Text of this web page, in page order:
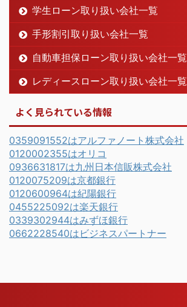
学生ローン取り扱い会社一覧
手形割引取り扱い会社一覧
自動車担保ローン取り扱い会社一覧
レディースローン取り扱い会社一覧
よく見られている情報
0359091552はアルファノート株式会社
0120002355はオリコ
0936631817は九州日本信販株式会社
0120075209は京都銀行
0120600964は紀陽銀行
0455225092は楽天銀行
0339302944はみずほ銀行
0662228540はビジネスパートナー